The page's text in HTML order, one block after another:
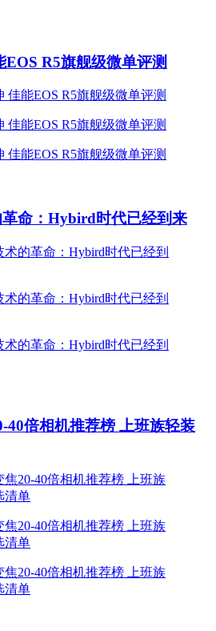
R5旗舰级微单评测
革命：Hybird时代已经到来
40倍相机推荐榜 上班族轻装